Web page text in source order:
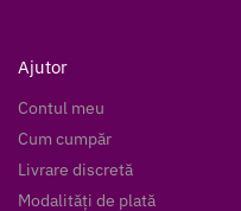
Ajutor
Contul meu
Cum cumpăr
Livrare discretă
Modalități de plată